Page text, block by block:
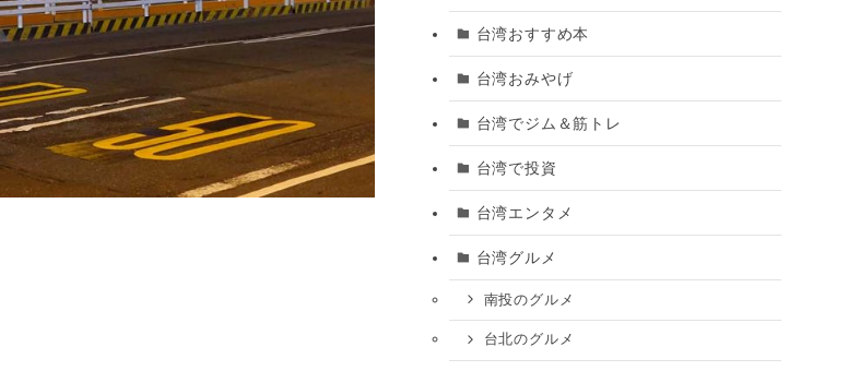
台湾おすすめ本
台湾おみやげ
台湾でジム＆筋トレ
台湾で投資
台湾エンタメ
台湾グルメ
南投のグルメ
台北のグルメ